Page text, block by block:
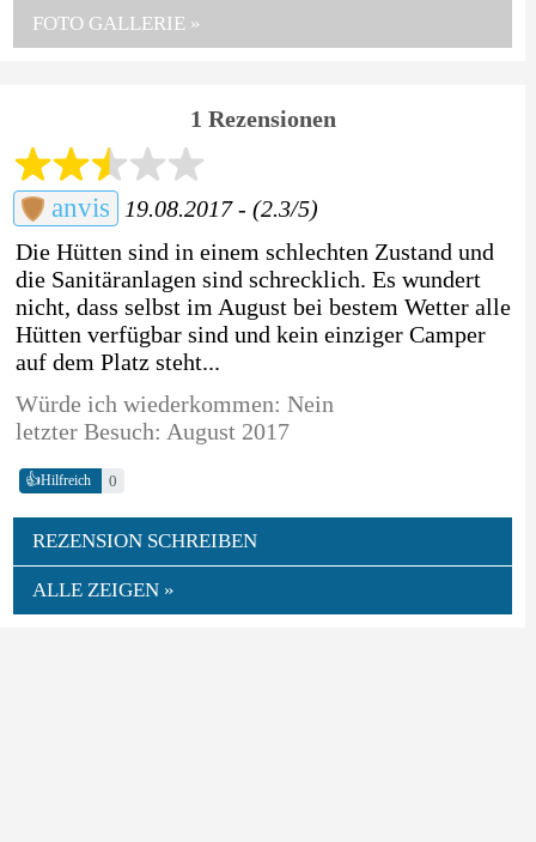
FOTO GALLERIE »
1 Rezensionen
anvis
19.08.2017 - (2.3/5)
Die Hütten sind in einem schlechten Zustand und
die Sanitäranlagen sind schrecklich. Es wundert
nicht, dass selbst im August bei bestem Wetter alle
Hütten verfügbar sind und kein einziger Camper
auf dem Platz steht...
Würde ich wiederkommen: Nein
letzter Besuch: August 2017
👍Hilfreich 0
REZENSION SCHREIBEN
ALLE ZEIGEN »